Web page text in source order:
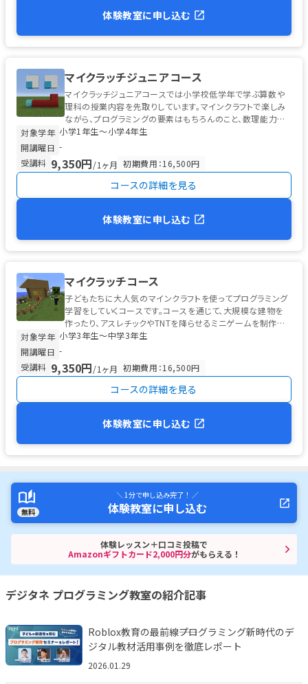
体験教室に申し込む
マイクラッチジュニアコース
マイクラッチジュニアコースでは小学校低学年で学ぶ算数や
理科の授業内容を先取りしています。マインクラフトで楽しみ
ながら、プログラミングの要素はもちろんのこと、数理能力も
並行して育むことができます。...
対象学年 小学1年生〜小学4年生
開講曜日 -
受講料 9,350円/1ヶ月 初期費用：16,500円
コースの詳細を見る
体験教室に申し込む
マイクラッチコース
子どもたちに大人気のマインクラフトを使ってプログラミング
学習をしていくコースです。コースを通じて、大規模な建物を
作ったり、アスレチックやTNTを降らせるミニゲームを制作し
たり、自分だけのダンジョ...
対象学年 小学3年生〜中学3年生
開講曜日 -
受講料 9,350円/1ヶ月 初期費用：16,500円
コースの詳細を見る
体験教室に申し込む
無料
＼ 1分で申し込み完了！ ／
体験教室に申し込む
体験レッスン＋口コミ投稿で
Amazonギフトカード2,000円分がもらえる！
デジタネ プログラミング教室の紹介記事
Roblox教育の最前線――プログラミング新時代のデ
ジタル教材活用事例を徹底レポート
2026.01.29